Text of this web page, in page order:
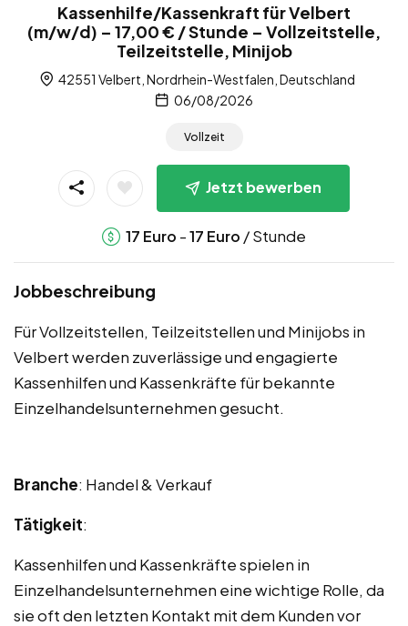
Kassenhilfe/Kassenkraft für Velbert
(m/w/d) – 17,00 € / Stunde – Vollzeitstelle,
Teilzeitstelle, Minijob
42551 Velbert, Nordrhein-Westfalen, Deutschland
06/08/2026
Vollzeit
Jetzt bewerben
17 Euro -17 Euro / Stunde
Jobbeschreibung
Für Vollzeitstellen, Teilzeitstellen und Minijobs in
Velbert werden zuverlässige und engagierte
Kassenhilfen und Kassenkräfte für bekannte
Einzelhandelsunternehmen gesucht.
Branche: Handel & Verkauf
Tätigkeit:
Kassenhilfen und Kassenkräfte spielen in
Einzelhandelsunternehmen eine wichtige Rolle, da
sie oft den letzten Kontakt mit dem Kunden vor